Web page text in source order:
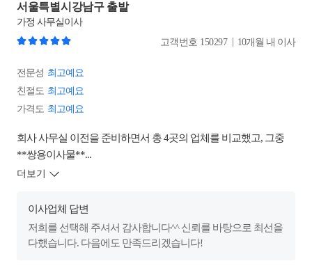
서울특별시강남구 출발
가정 사무실이사
고객번호 150297 10개월 내 이사
전문성 최고예요
친절도 최고예요
가격도 최고예요
회사 사무실 이전을 준비하면서 총 4곳의 업체를 비교했고, 그중
**쌍용이사물**...
더보기
이사업체 답변
저희를 선택해 주셔서 감사합니다^^ 신뢰를 바탕으로 최선을
다했습니다. 다음에도 만족드리겠습니다!